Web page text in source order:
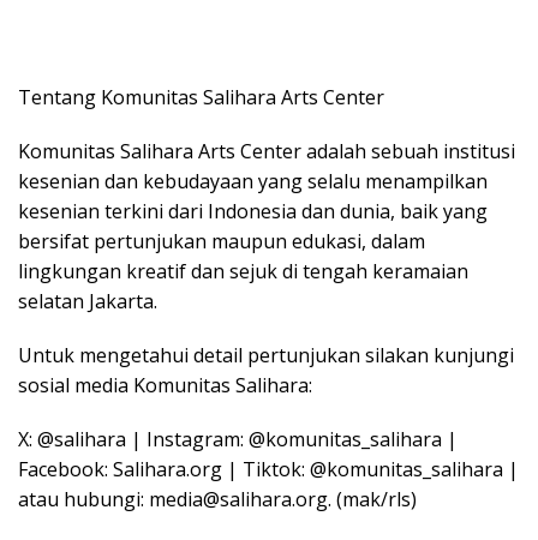
Tentang Komunitas Salihara Arts Center
Komunitas Salihara Arts Center adalah sebuah institusi
kesenian dan kebudayaan yang selalu menampilkan
kesenian terkini dari Indonesia dan dunia, baik yang
bersifat pertunjukan maupun edukasi, dalam
lingkungan kreatif dan sejuk di tengah keramaian
selatan Jakarta.
Untuk mengetahui detail pertunjukan silakan kunjungi
sosial media Komunitas Salihara:
X: @salihara | Instagram: @komunitas_salihara |
Facebook: Salihara.org | Tiktok: @komunitas_salihara |
atau hubungi: media@salihara.org. (mak/rls)